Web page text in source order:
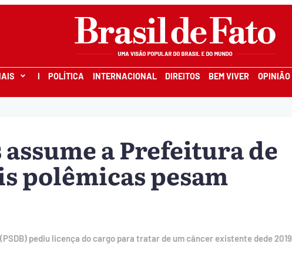
I POLÍTICA INTERNACIONAL DIREITOS BEM VIVER OPINIÃO
a Prefeitura de
polêmicas pesam
pediu licença do cargo para tratar de um câncer existente dede 2019